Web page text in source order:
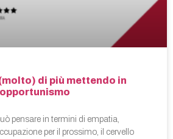
di più mettendo in
pensare in termini di empatia,
per il prossimo, il cervello